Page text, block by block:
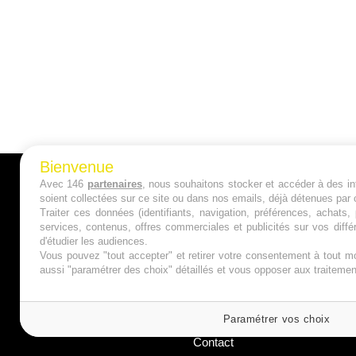
A PROPOS
Qui sommes nous ?
Mentions Légales
Politique de Cookies
Contact
Bienvenue
Avec 146 partenaires, nous souhaitons stocker et accéder à des
soient collectées sur ce site ou dans nos emails, déjà détenues
Traiter ces données (identifiants, navigation, préférences,
services, contenus, offres commerciales et publicités sur vos
d'étudier les audiences.
Vous pouvez "tout accepter" et retirer votre consentement à tout
aussi "paramétrer des choix" détaillés et vous opposer aux
Paramétrer vos choix